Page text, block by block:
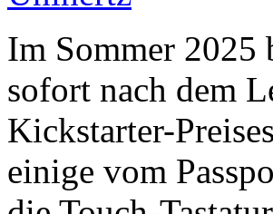
Im Sommer 2025
sofort nach dem
Kickstarter-
einige vom